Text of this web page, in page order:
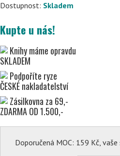
Dostupnost: Skladem
Kupte u nás!
Knihy máme opravdu
SKLADEM
Podpoříte ryze
ČESKÉ nakladatelství
Zásilkovna za 69,-
ZDARMA OD 1.500,-
Doporučená MOC: 159 Kč, vaše